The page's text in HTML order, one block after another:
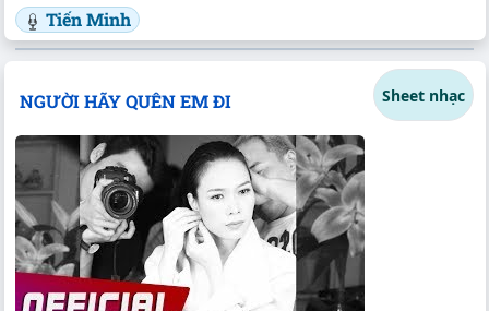
Tiến Minh
NGƯỜI HÃY QUÊN EM ĐI Sheet nhạc